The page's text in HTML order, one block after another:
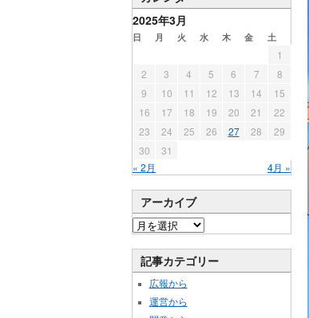
2025年3月
日 月 火 水 木 金 土
« 2月 4月 »
1
2
3 4 5 6 7
8
9
10 11 12 13 14
15
16
17 18 19 20 21
22
23
24 25 26 27 28
29
30
31
アーカイブ
記事カテゴリー
広報から
運営から